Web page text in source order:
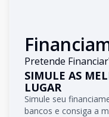
Pretende
SIMULE AS
LUGAR
Simule seu
bancos e consiga a